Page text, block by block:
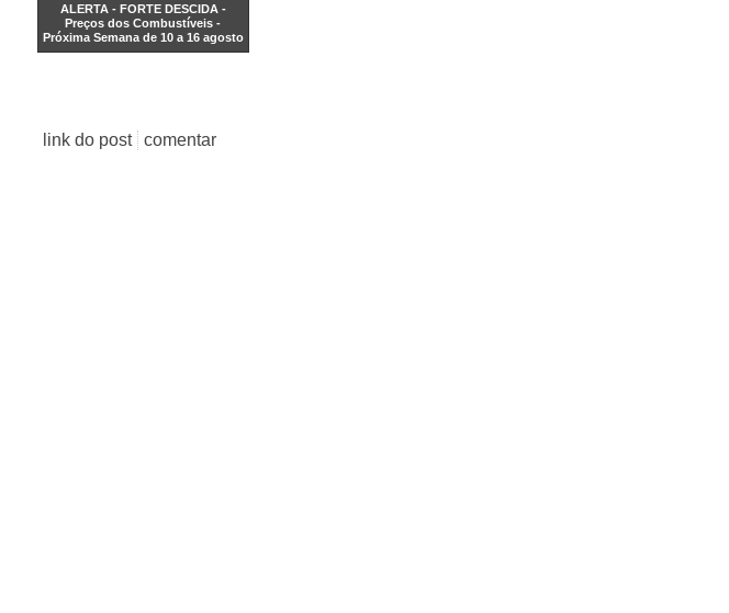
ALERTA - FORTE DESCIDA -
Preços dos Combustíveis -
Próxima Semana de 10 a 16 agosto
link do post comentar